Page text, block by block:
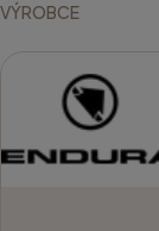
VÝROBCE